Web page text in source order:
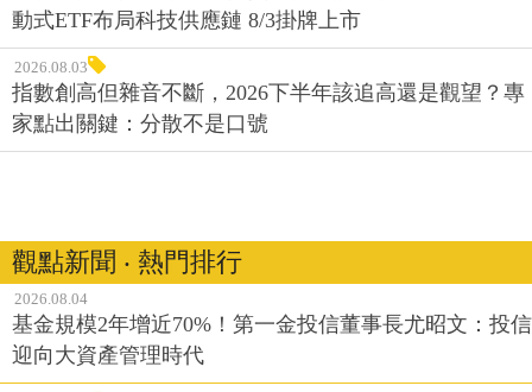
動式ETF布局科技供應鏈 8/3掛牌上市
2026.08.03
指數創高但雜音不斷，2026下半年該追高還是觀望？專
家點出關鍵：分散不是口號
觀點新聞 ‧ 熱門排行
2026.08.04
基金規模2年增近70%！第一金投信董事長尤昭文：投信
迎向大資產管理時代